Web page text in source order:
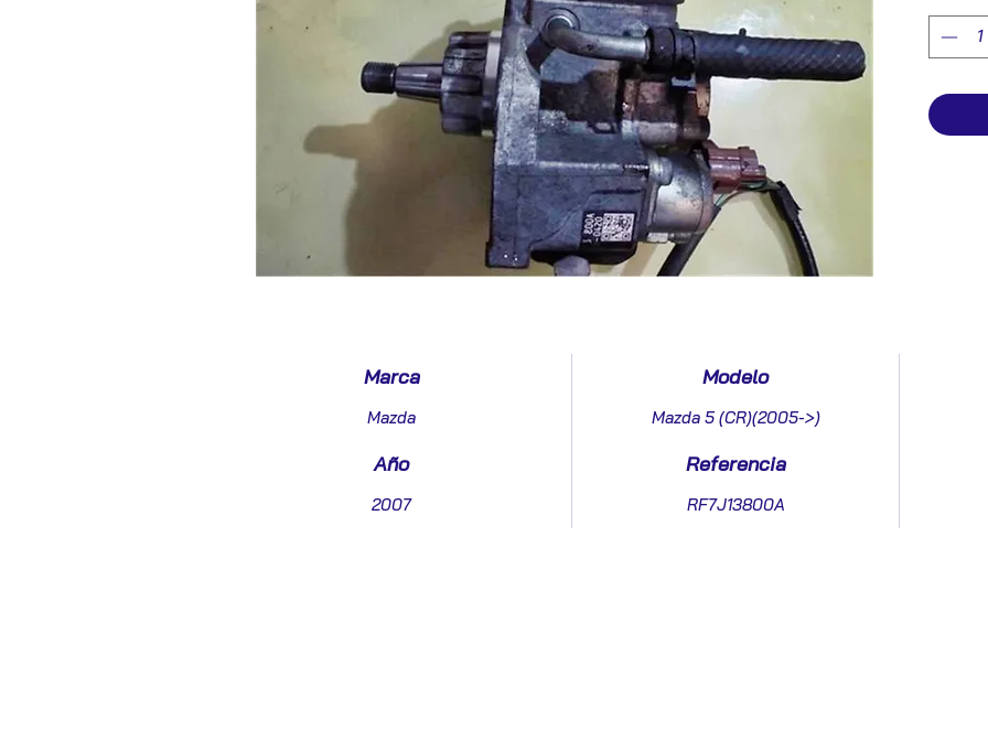
Marca
Mazda
Modelo
Mazda 5 (CR)(2005->)
Año
2007
Referencia
RF7J13800A